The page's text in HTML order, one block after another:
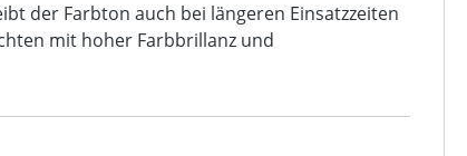
der Farbton auch bei längeren Einsatzzeiten
mit hoher Farbbrillanz und